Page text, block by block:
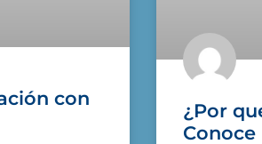
con
¿Por